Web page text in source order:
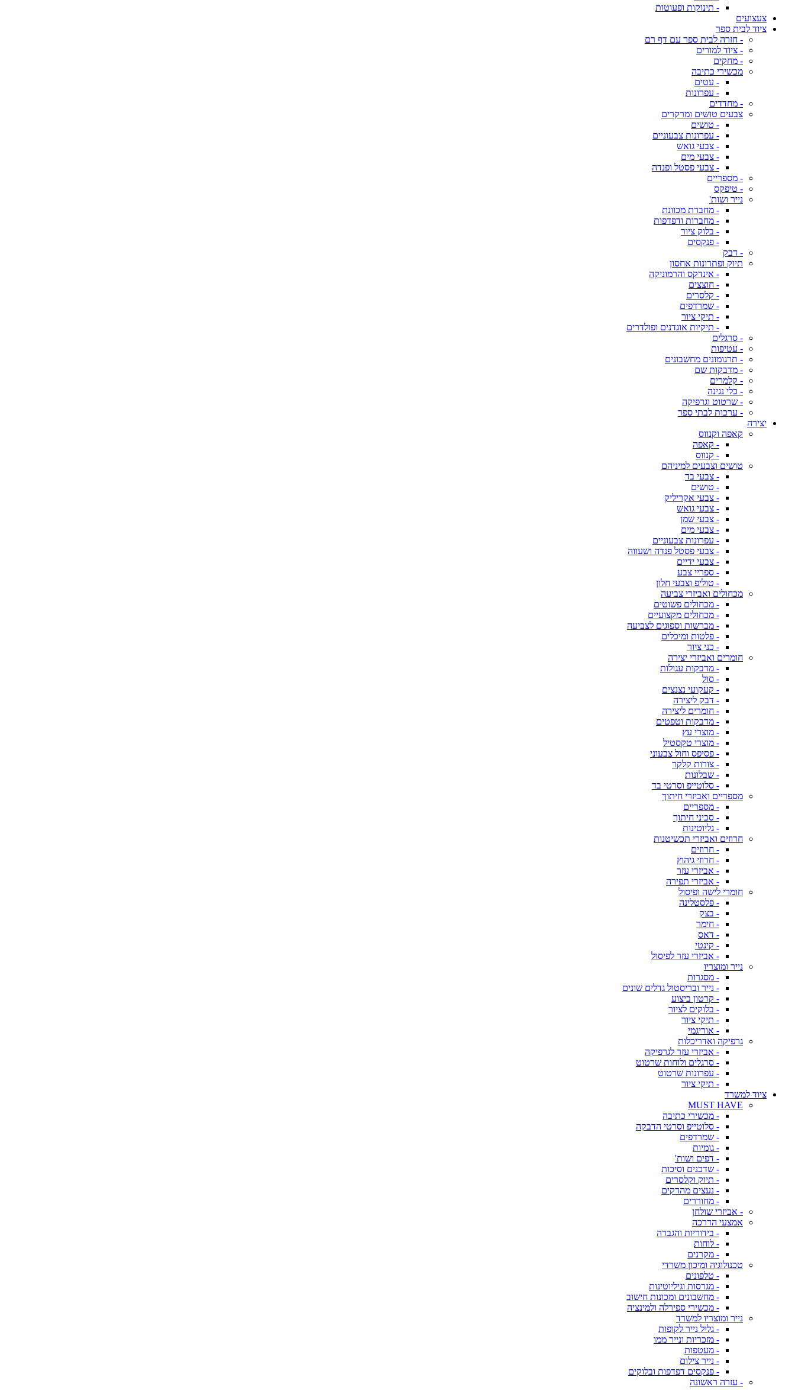
- תינוקות ופעוטות
צעצועים
ציוד לבית ספר
- חזרה לבית ספר עם דף רם
- ציוד למורים
- מחקים
מכשירי כתיבה
- עטים
- עפרונות
- מחדדים
צבעים טושים ומרקרים
- טושים
- עפרונות צבעוניים
- צבעי גואש
- צבעי מים
- צבעי פסטל ופנדה
- מספריים
- טיפקס
נייר ושות'
- מחברת מכוונת
- מחברות ודפדפות
- בלוק ציור
- פנקסים
- דבק
תיוק ופתרונות אחסון
- אינדקס והרמוניקה
- חוצצים
- קלסרים
- שמרדפים
- תיקי ציור
- תיקיות אוגדנים ופולדרים
- סרגלים
- עטיפות
- תרגומונים מחשבונים
- מדבקות שם
- קלמרים
- כלי נגינה
- שרטוט וגרפיקה
- ערכות לבתי ספר
יצירה
קאפה וקנווס
- קאפה
- קנווס
טושים וצבעים למיניהם
- צבעי בד
- טושים
- צבעי אקריליק
- צבעי גואש
- צבעי שמן
- צבעי מים
- עפרונות צבעוניים
- צבעי פסטל פנדה ושעווה
- צבעי ידיים
- ספריי צבע
- טוליפ וצבעי חלון
מכחולים ואביזרי צביעה
- מכחולים פשוטים
- מכחולים מקצועיים
- מברשות וספוגים לצביעה
- פלטות ומיכלים
- כני ציור
חומרים ואביזרי יצירה
- מדבקות עגולות
- סול
- קעקועי נצנצים
- דבק ליצירה
- חומרים ליצירה
- מדבקות וטפטים
- מוצרי עץ
- מוצרי טקסטיל
- פסיפס וחול צבעוני
- צורות קלקר
- שבלונות
- סלוטייפ וסרטי בד
מספריים ואביזרי חיתוך
- מספריים
- סכיני חיתוך
- גליוטינות
חרוזים ואביזרי תכשיטנות
- חרוזים
- חרוזי גיהוץ
- אביזרי עזר
- אביזרי תפירה
חומרי לישה ופיסול
- פלסטלינה
- בצק
- חימר
- דאס
- קינטי
- אביזרי עזר לפיסול
נייר ומוצריו
- מסגרות
- נייר ובריסטול גדלים שונים
- קרטון ביצוע
- בלוקים לציור
- תיקי ציור
- אוריגמי
גרפיקה ואדריכלות
- אביזרי עזר לגרפיקה
- סרגלים ולוחות שרטוט
- עפרונות שרטוט
- תיקי ציור
ציוד למשרד
MUST HAVE
- מכשירי כתיבה
- סלוטייפ וסרטי הדבקה
- שמרדפים
- גומיות
- דפים ושות'
- שדכנים וסיכות
- תיוק וקלסרים
- נעצים מהדקים
- מחוררים
- אביזרי שולחן
אמצעי הדרכה
- בידוריות והגברה
- לוחות
- מקרנים
טכנולוגיה ומיכון משרדי
- טלפונים
- מגרסות וגיליוטינות
- מחשבונים ומכונות חישוב
- מכשירי ספירלה ולמינציה
נייר ומוצריו למשרד
- גליל נייר לקופות
- מזכריות ונייר ממו
- מעטפות
- נייר צילום
- פנקסים דפדפות ובלוקים
- עזרה ראשונה